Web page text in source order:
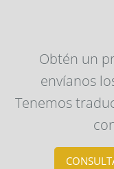
Obtén un
envíanos
Tenemos